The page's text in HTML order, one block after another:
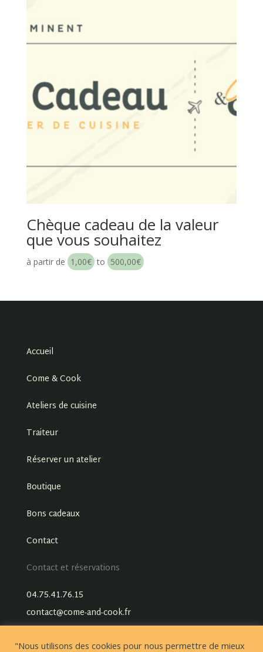
Chèque cadeau de la valeur
que vous souhaitez
à partir de 1,00€ to 500,00€
Accueil
Come & Cook
Ateliers de cuisine
Traiteur
Réserver un atelier
Boutique
Bons cadeaux
Contact
Contact et réservations
04.75.41.76.15
contact@come-and-cook.fr
"Nous utilisons des cookies pour nous permettre de mieux